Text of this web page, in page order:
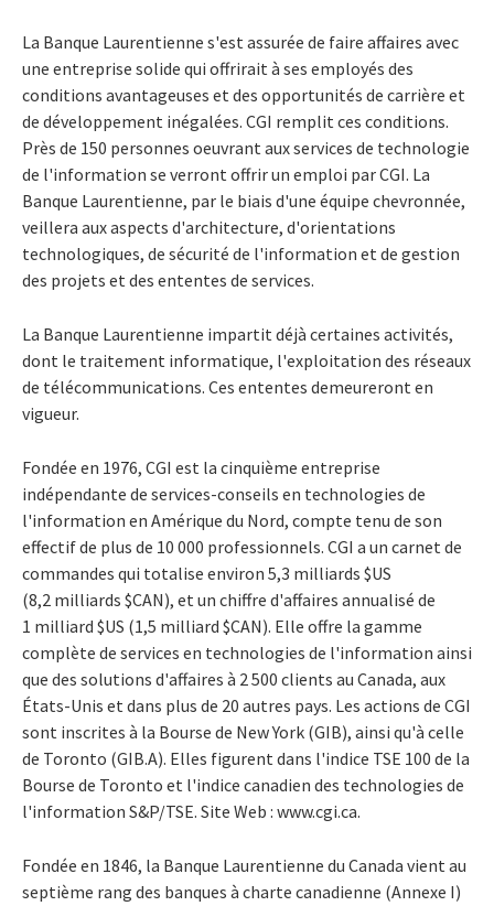
La Banque Laurentienne s'est assurée de faire affaires avec
une entreprise solide qui offrirait à ses employés des
conditions avantageuses et des opportunités de carrière et
de développement inégalées. CGI remplit ces conditions.
Près de 150 personnes oeuvrant aux services de technologie
de l'information se verront offrir un emploi par CGI. La
Banque Laurentienne, par le biais d'une équipe chevronnée,
veillera aux aspects d'architecture, d'orientations
technologiques, de sécurité de l'information et de gestion
des projets et des ententes de services.
La Banque Laurentienne impartit déjà certaines activités,
dont le traitement informatique, l'exploitation des réseaux
de télécommunications. Ces ententes demeureront en
vigueur.
Fondée en 1976, CGI est la cinquième entreprise
indépendante de services-conseils en technologies de
l'information en Amérique du Nord, compte tenu de son
effectif de plus de 10 000 professionnels. CGI a un carnet de
commandes qui totalise environ 5,3 milliards $US
(8,2 milliards $CAN), et un chiffre d'affaires annualisé de
1 milliard $US (1,5 milliard $CAN). Elle offre la gamme
complète de services en technologies de l'information ainsi
que des solutions d'affaires à 2 500 clients au Canada, aux
États-Unis et dans plus de 20 autres pays. Les actions de CGI
sont inscrites à la Bourse de New York (GIB), ainsi qu'à celle
de Toronto (GIB.A). Elles figurent dans l'indice TSE 100 de la
Bourse de Toronto et l'indice canadien des technologies de
l'information S&P/TSE. Site Web : www.cgi.ca.
Fondée en 1846, la Banque Laurentienne du Canada vient au
septième rang des banques à charte canadienne (Annexe I)